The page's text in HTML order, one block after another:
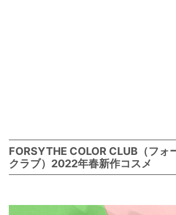
FORSYTHE COLOR CLUB（フォ
クラブ）2022年春新作コスメ